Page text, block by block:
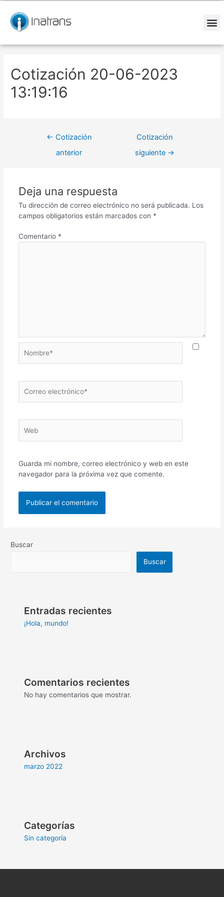
contenido
Cotización 20-06-2023
13:19:16
de
entradas
← Cotización
anterior
Cotización
siguiente →
Deja una respuesta
Tu dirección de correo electrónico no será publicada. Los
campos obligatorios están marcados con *
Comentario *
electrónico*
Guarda mi nombre, correo electrónico y web en este
navegador para la próxima vez que comente.
Buscar
Buscar
Entradas recientes
¡Hola, mundo!
Comentarios recientes
No hay comentarios que mostrar.
Archivos
marzo 2022
Categorías
Sin categoría